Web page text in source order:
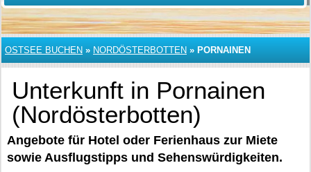
OSTSEE BUCHEN » NORDÖSTERBOTTEN » PORNAINEN
Unterkunft in Pornainen
(Nordösterbotten)
Angebote für Hotel oder Ferienhaus zur Miete
sowie Ausflugstipps und Sehenswürdigkeiten.